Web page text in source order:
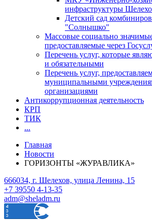
инфраструктуры
Детский сад
"Солнышко"
Массовые социально
предоставляемые через
Перечень услуг, которые
и обязательными
Перечень услуг,
муниципальными
организациями
Антикоррупционная деятельность
КРП
ТИК
...
Главная
Новости
ГОРИЗОНТЫ «ЖУРАВЛИКА»
666034, г. Шелехов, улица Ленина, 15
+7 39550 4-13-35
adm@sheladm.ru